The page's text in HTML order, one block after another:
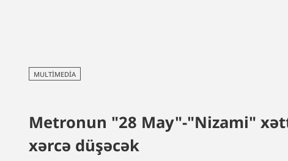
MULTIMEDIA
Metronun "28 May"-"Nizami"
xərcə düşəcək